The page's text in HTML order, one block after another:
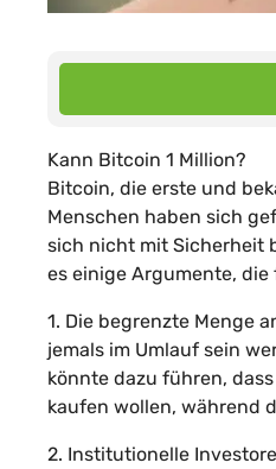
Kann Bitcoin 1 Million?
Bitcoin, die erste und
Menschen haben sich
sich nicht mit Sicherheit
es einige Argumente,
1. Die begrenzte Menge
jemals im Umlauf sein
könnte dazu führen,
kaufen wollen, während
2. Institutionelle